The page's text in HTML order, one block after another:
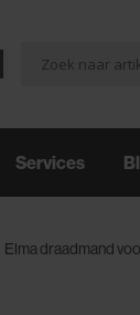
Services
Elma draadmand